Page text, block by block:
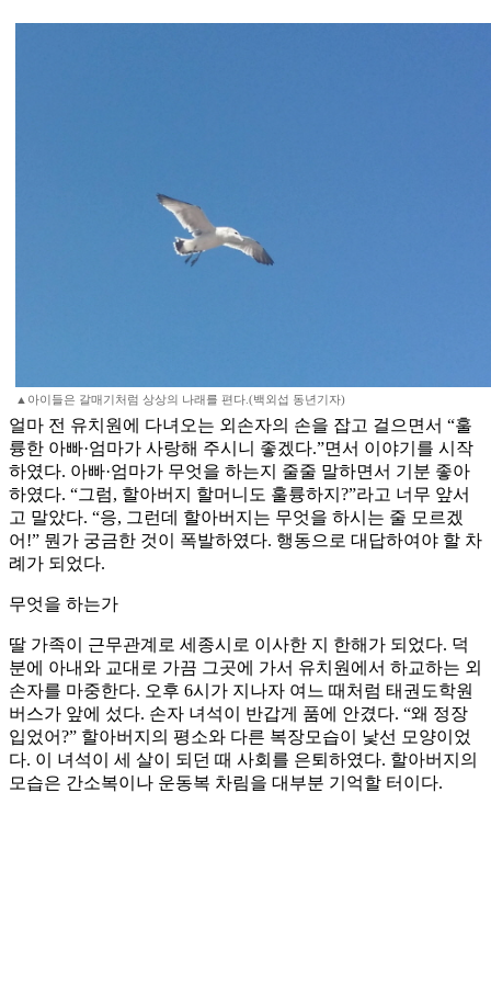
▲아이들은 갈매기처럼 상상의 나래를 편다.(백외섭 동년기자)
얼마 전 유치원에 다녀오는 외손자의 손을 잡고 걸으면서 “훌
륭한 아빠·엄마가 사랑해 주시니 좋겠다.”면서 이야기를 시작
하였다. 아빠·엄마가 무엇을 하는지 줄줄 말하면서 기분 좋아
하였다. “그럼, 할아버지 할머니도 훌륭하지?”라고 너무 앞서
고 말았다. “응, 그런데 할아버지는 무엇을 하시는 줄 모르겠
어!” 뭔가 궁금한 것이 폭발하였다. 행동으로 대답하여야 할 차
례가 되었다.
무엇을 하는가
딸 가족이 근무관계로 세종시로 이사한 지 한해가 되었다. 덕
분에 아내와 교대로 가끔 그곳에 가서 유치원에서 하교하는 외
손자를 마중한다. 오후 6시가 지나자 여느 때처럼 태권도학원
버스가 앞에 섰다. 손자 녀석이 반갑게 품에 안겼다. “왜 정장
입었어?” 할아버지의 평소와 다른 복장모습이 낯선 모양이었
다. 이 녀석이 세 살이 되던 때 사회를 은퇴하였다. 할아버지의
모습은 간소복이나 운동복 차림을 대부분 기억할 터이다.